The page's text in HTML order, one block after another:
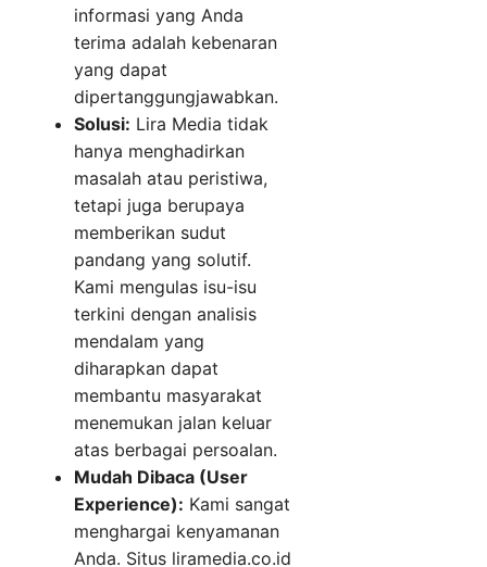
informasi yang Anda
terima adalah kebenaran
yang dapat
dipertanggungjawabkan.
Solusi: Lira Media tidak
hanya menghadirkan
masalah atau peristiwa,
tetapi juga berupaya
memberikan sudut
pandang yang solutif.
Kami mengulas isu-isu
terkini dengan analisis
mendalam yang
diharapkan dapat
membantu masyarakat
menemukan jalan keluar
atas berbagai persoalan.
Mudah Dibaca (User
Experience): Kami sangat
menghargai kenyamanan
Anda. Situs liramedia.co.id